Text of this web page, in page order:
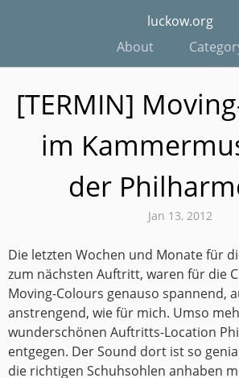
luckow.org
About
[TERMIN]
im
der
Jan 13, 2012
Die letzten Wochen und Monate für
zum nächsten Auftritt, waren für die
Moving-Colours genauso spannend,
anstrengend, wie für mich. Umso
wunderschönen Auftritts-Location
entgegen. Der Sound dort ist so
die richtigen Schuhsohlen anhaben